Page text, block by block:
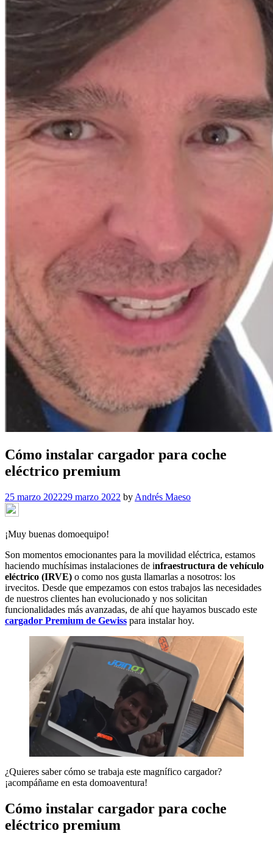
Cómo instalar cargador para coche
eléctrico premium
25 marzo 202229 marzo 2022 by Andrés Maeso
¡Muy buenas domoequipo!
Son momentos emocionantes para la movilidad eléctrica, estamos
haciendo muchísimas instalaciones de infraestructura de vehículo
eléctrico (IRVE) o como nos gusta llamarlas a nosotros: los
irvecitos. Desde que empezamos con estos trabajos las necesidades
de nuestros clientes han evolucionado y nos solicitan
funcionalidades más avanzadas, de ahí que hayamos buscado este
cargador Premium de Gewiss para instalar hoy.
¿Quieres saber cómo se trabaja este magnífico cargador?
¡acompáñame en esta domoaventura!
Cómo instalar cargador para coche
eléctrico premium